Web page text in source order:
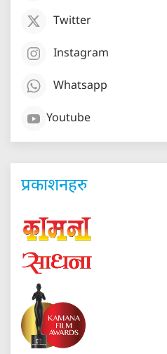
Twitter
Instagram
Whatsapp
Youtube
प्रकाशनहरु